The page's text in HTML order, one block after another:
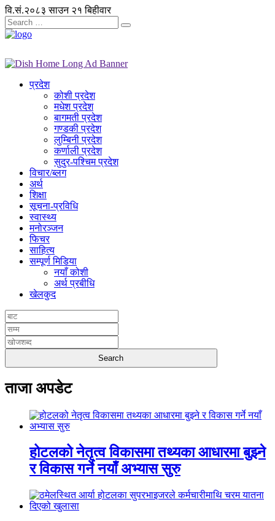
वि.सं.२०८३ साउन २१ बिहीवार
प्रदेश
कोशी प्रदेश
मधेश प्रदेश
बागमती प्रदेश
गण्डकी प्रदेश
लुम्बिनी प्रदेश
कर्णाली प्रदेश
सुदुर-पश्चिम प्रदेश
विचार/ब्लग
अर्थ
शिक्षा
सूचना-प्रविधि
स्वास्थ्य
मनोरञ्जन
फिचर
साहित्य
सम्पूर्ण मिडिया
नयाँ कोशी
अर्थ प्रबीधि
खेलकुद
ताजा अपडेट
होटलको नेतृत्व विकासमा तथ्यका आधारमा बुझ्ने
र विकास गर्ने नयाँ अभ्यास सुरु